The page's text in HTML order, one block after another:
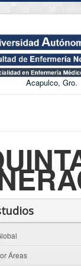
Acapulco, Gro.
Áreas